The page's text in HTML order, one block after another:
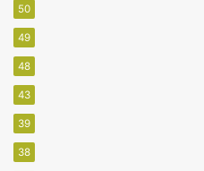
50
49
48
43
39
38